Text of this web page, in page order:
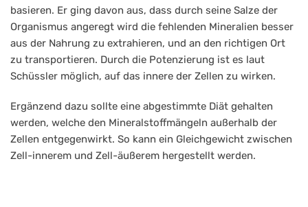
basieren. Er ging davon aus, dass durch seine Salze der
Organismus angeregt wird die fehlenden Mineralien besser
aus der Nahrung zu extrahieren, und an den richtigen Ort
zu transportieren. Durch die Potenzierung ist es laut
Schüssler möglich, auf das innere der Zellen zu wirken.
Ergänzend dazu sollte eine abgestimmte Diät gehalten
werden, welche den Mineralstoffmängeln außerhalb der
Zellen entgegenwirkt. So kann ein Gleichgewicht zwischen
Zell-innerem und Zell-äußerem hergestellt werden.